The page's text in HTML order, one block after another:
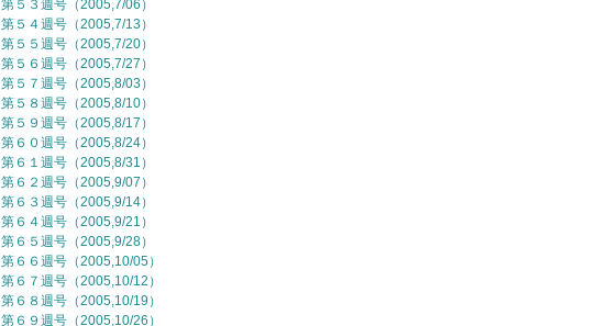
第５３週号（2005,7/06）
第５４週号（2005,7/13）
第５５週号（2005,7/20）
第５６週号（2005,7/27）
第５７週号（2005,8/03）
第５８週号（2005,8/10）
第５９週号（2005,8/17）
第６０週号（2005,8/24）
第６１週号（2005,8/31）
第６２週号（2005,9/07）
第６３週号（2005,9/14）
第６４週号（2005,9/21）
第６５週号（2005,9/28）
第６６週号（2005,10/05）
第６７週号（2005,10/12）
第６８週号（2005,10/19）
第６９週号（2005,10/26）